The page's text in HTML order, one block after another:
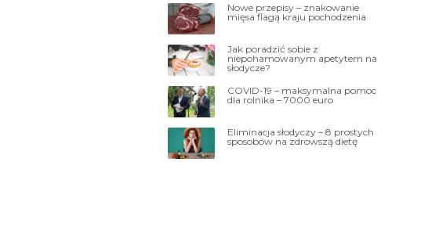
Nowe przepisy – znakowanie
mięsa flagą kraju pochodzenia
Jak poradzić sobie z
niepohamowanym apetytem na
słodycze?
COVID-19 – maksymalna pomoc
dla rolnika – 7000 euro
Eliminacja słodyczy – 8 prostych
sposobów na zdrowszą dietę